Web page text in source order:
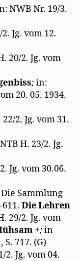
NWB Nr. 19/3.
Jg. vom 12.
20/2. Jg. vom
;in:
20. 05. 1934.
2. Jg. vom 31.
H. 23/2. Jg.
Jg. vom 30.06.
Sammlung
611. Die Lehren
29/2. Jg. vom
+;in
S. 717. (G)
2. Jg. vom 04.